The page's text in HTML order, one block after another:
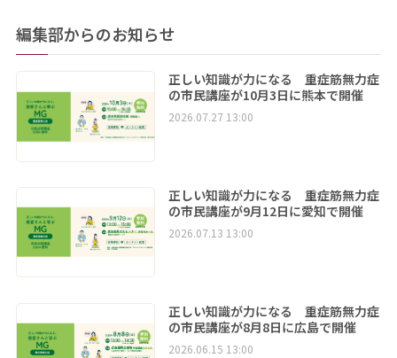
編集部からのお知らせ
正しい知識が力になる 重症筋無力症
の市民講座が10月3日に熊本で開催
2026.07.27 13:00
正しい知識が力になる 重症筋無力症
の市民講座が9月12日に愛知で開催
2026.07.13 13:00
正しい知識が力になる 重症筋無力症
の市民講座が8月8日に広島で開催
2026.06.15 13:00